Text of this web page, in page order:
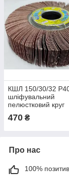
КШЛ 150/30/32
шліфувальний
пелюстковий круг
470 ₴
Про нас
100%